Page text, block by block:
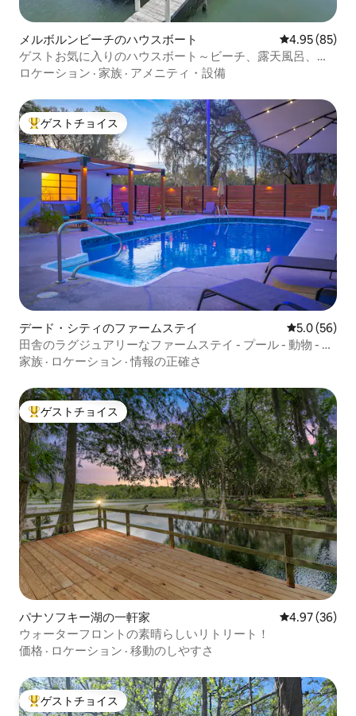
メルボルンビーチのハウスボート レビュー85
4.95 (85)
ゲストお気に入りのハウスボート～ビーチ、露天風呂、カ
ヤック
ロケーション · 家族 · アメニティ・設備
大好評のゲストチョイスです。
ゲストチョイス
デード・シティのファームステイ レビュー56
5.0 (56)
田舎のラグジュアリーなファームステイ - プール - 動物 - プ
ライベート - 8名様まで宿泊可能
家族 · ロケーション ·情報の正確さ
大好評のゲストチョイスです。
ゲストチョイス
パナソフキー湖の一軒家 レビュー36
4.97 (36)
ウォーターフロントの素晴らしいリトリート！
価格 · ロケーション · 移動のしやすさ
大好評のゲストチョイスです。
ゲストチョイス